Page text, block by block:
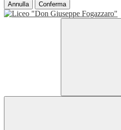
Annulla Conferma